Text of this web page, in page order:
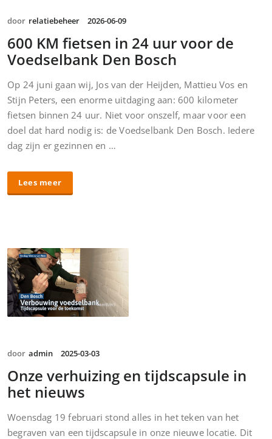
door relatiebeheer 2026-06-09
600 KM fietsen in 24 uur voor de
Voedselbank Den Bosch
Op 24 juni gaan wij, Jos van der Heijden, Mattieu Vos en
Stijn Peters, een enorme uitdaging aan: 600 kilometer
fietsen binnen 24 uur. Niet voor onszelf, maar voor een
doel dat hard nodig is: de Voedselbank Den Bosch. Iedere
dag zijn er gezinnen en …
Lees meer
door admin 2025-03-03
Onze verhuizing en tijdscapsule in
het nieuws
Woensdag 19 februari stond alles in het teken van het
begraven van een tijdscapsule in onze nieuwe locatie. Dit